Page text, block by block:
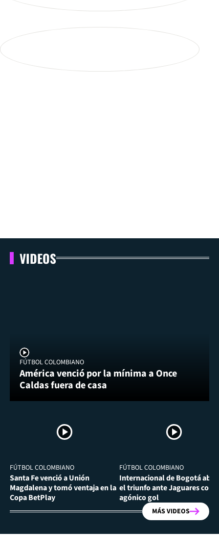
VIDEOS
FÚTBOL COLOMBIANO
América venció por la mínima a Once
Caldas fuera de casa
FÚTBOL COLOMBIANO
Santa Fe venció a Unión
Magdalena y tomó ventaja en la
Copa BetPlay
FÚTBOL COLOMBIANO
Internacional de Bogotá
el triunfo ante Jaguares con
agónico gol
MÁS VIDEOS